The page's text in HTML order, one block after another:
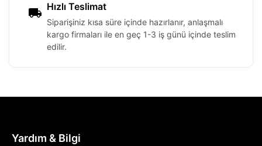
Hızlı Teslimat
Siparişiniz kısa süre içinde hazırlanır, anlaşmalı
kargo firmaları ile en geç 1-3 iş günü içinde teslim
edilir.
Yardım & Bilgi